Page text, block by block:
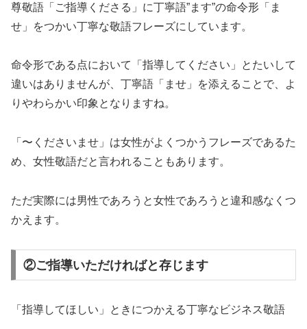
尊敬語「ご指導くださる」に丁寧語”ます”の命令形「ま
せ」をつかい丁寧な敬語フレーズにしています。
命令形である点において「指導してください」とたいして
違いはありませんが、丁寧語「ませ」を添えることで、よ
りやわらかい印象となりますね。
「〜くださいませ」は女性がよくつかうフレーズであるた
め、女性敬語だと言われることもあります。
ただ実際には男性であろうと女性であろうと違和感なくつ
かえます。
②ご指導いただければと存じます
「指導してほしい」ときにつかえる丁寧なビジネス敬語